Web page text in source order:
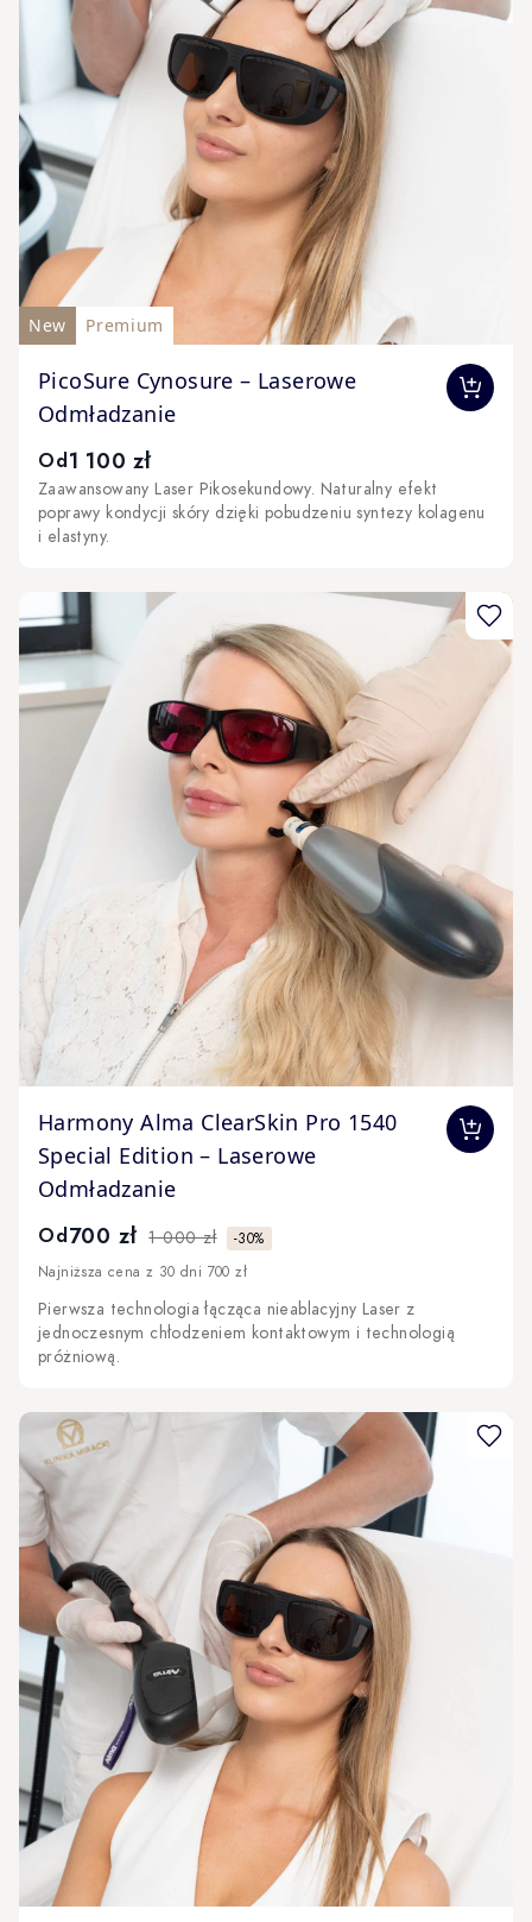
New Premium
PicoSure Cynosure – Laserowe
Odmładzanie
The price depends on the options chosen on the
Od1 100 zł
Zaawansowany Laser Pikosekundowy. Naturalny efekt
poprawy kondycji skóry dzięki pobudzeniu syntezy kolagenu
i elastyny.
Harmony Alma ClearSkin Pro 1540
Special Edition – Laserowe
Odmładzanie
The price depends on the options chosen on the
Od700 zł 1 000 zł
-30%
Najniższa cena z 30 dni 700 zł
Pierwsza technologia łącząca nieablacyjny Laser z
jednoczesnym chłodzeniem kontaktowym i technologią
próżniową.